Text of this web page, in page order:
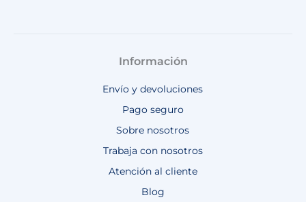
Información
Envío y devoluciones
Pago seguro
Sobre nosotros
Trabaja con nosotros
Atención al cliente
Blog